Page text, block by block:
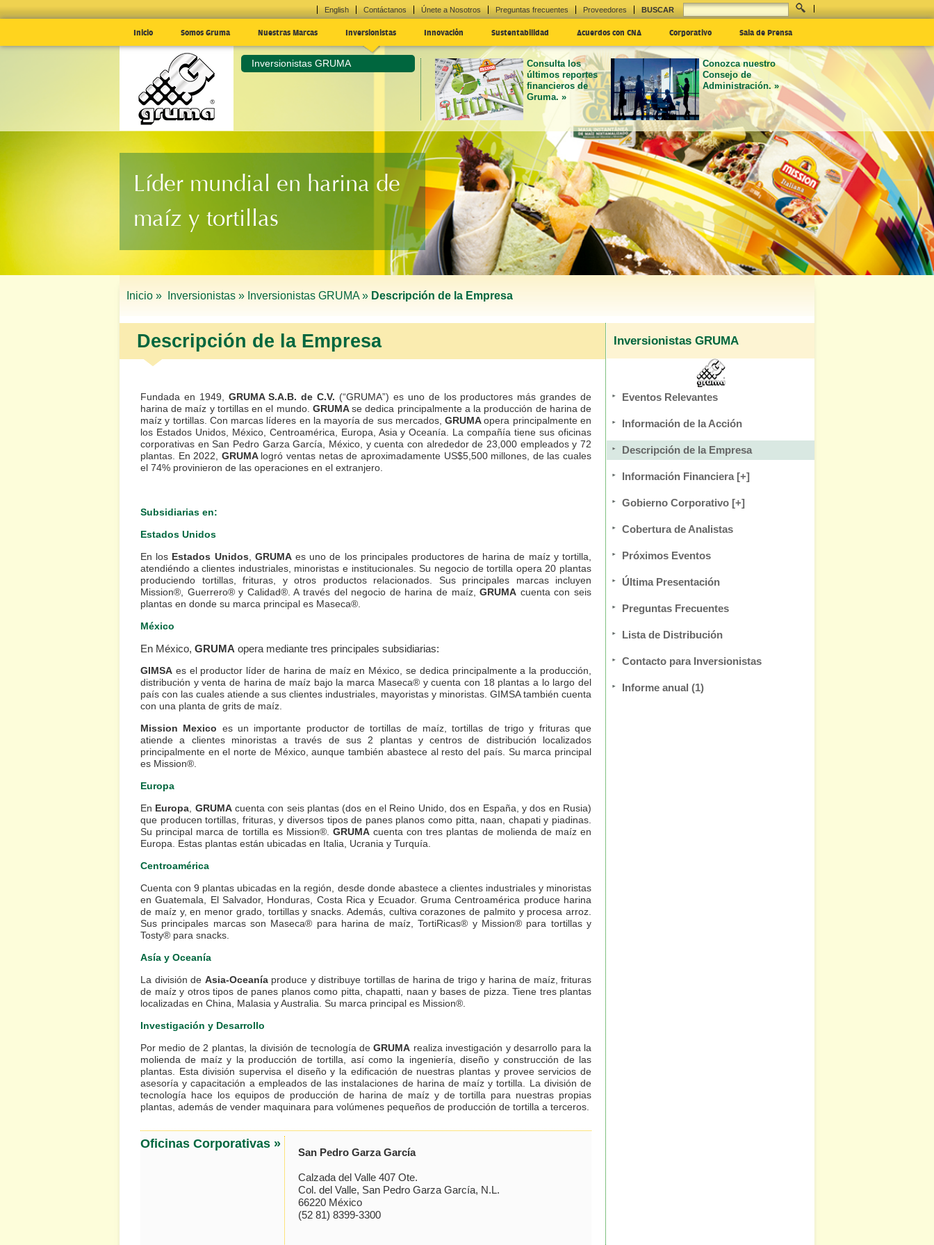
English Contáctanos Únete a Nosotros Preguntas frecuentes Proveedores BUSCAR
Inicio Somos Gruma Nuestras Marcas Inversionistas Innovación Sustentabilidad Acuerdos con CNA Corporativo Sala de Prensa
Inversionistas GRUMA
Consulta los
últimos reportes
financieros de
Gruma. »
Conozca nuestro
Consejo de
Administración. »
Líder mundial en harina de
maíz y tortillas
Inicio » Inversionistas » Inversionistas GRUMA » Descripción de la Empresa
Descripción de la Empresa
Fundada en 1949, GRUMA S.A.B. de C.V. (“GRUMA”) es uno de los productores más grandes de
harina de maíz y tortillas en el mundo. GRUMAse dedica principalmente a la producción de harina de
maíz y tortillas. Con marcas líderes en la mayoría de sus mercados,GRUMAopera principalmente en
los Estados Unidos, México, Centroamérica, Europa, Asia y Oceanía. La compañía tiene sus oficinas
corporativas en San Pedro Garza García, México, y cuenta con alrededor de 23,000 empleados y 72
plantas. En 2022, GRUMA logró ventas netas de aproximadamente US$5,500 millones, de las cuales
el 74% provinieron de las operaciones en el extranjero.
Subsidiarias en:
Estados Unidos
En los Estados Unidos GRUMAes uno de los principales productores de harina de maíz y tortilla,
atendiéndo a clientes industriales, minoristas e institucionales. Su negocio de tortilla opera 20 plantas
produciendo tortillas, frituras, y otros productos relacionados. Sus principales marcas incluyen
Mission®, Guerrero® y Calidad®. A través del negocio de harina de maíz,GRUMA cuenta con seis
plantas en donde su marca principal es Maseca®.
México
En México, GRUMA opera mediante tres principales subsidiarias:
GIMSA es el productor líder de harina de maíz en México, se dedica principalmente a la producción,
distribución y venta de harina de maíz bajo la marca Maseca® y cuenta con 18 plantas a lo largo del
país con las cuales atiende a sus clientes industriales, mayoristas y minoristas. GIMSA también cuenta
con una planta de grits de maíz.
Mission Mexico es un importante productor de tortillas de maíz, tortillas de trigo y frituras que
atiende a clientes minoristas a través de sus 2 plantas y centros de distribución localizados
principalmente en el norte de México, aunque también abastece al resto del país. Su marca principal
es Mission®.
Europa
En Europa GRUMAcuenta con seis plantas (dos en el Reino Unido, dos en España, y dos en Rusia)
que producen tortillas, frituras, y diversos tipos de panes planos como pitta, naan, chapati y piadinas.
Su principal marca de tortilla es Mission®. GRUMAcuenta con tres plantas de molienda de maíz en
Europa. Estas plantas están ubicadas en Italia, Ucrania y Turquía.
Centroamérica
Cuenta con 9 plantas ubicadas en la región, desde donde abastece a clientes industriales y minoristas
en Guatemala, El Salvador, Honduras, Costa Rica y Ecuador. Gruma Centroamérica produce harina
de maíz y, en menor grado, tortillas y snacks . Además, cultiva corazones de palmito y procesa arroz.
Sus principales marcas son Maseca® para harina de maíz, TortiRicas® y Mission® para tortillas y
Tosty® para snacks
Asía y Oceanía
La división de Asia-Oceaníaproduce y distribuye tortillas de harina de trigo y harina de maíz, frituras
de maíz y otros tipos de panes planos como pitta, chapatti, naan y bases de pizza. Tiene tres plantas
localizadas en China, Malasia y Australia. Su marca principal es Mission®.
Investigación y Desarrollo
Por medio de 2 plantas, la división de tecnología deGRUMA realiza investigación y desarrollo para la
molienda de maíz y la producción de tortilla, así como la ingeniería, diseño y construcción de las
plantas. Esta división supervisa el diseño y la edificación de nuestras plantas y provee servicios de
asesoría y capacitación a empleados de las instalaciones de harina de maíz y tortilla. La división de
tecnología hace los equipos de producción de harina de maíz y de tortilla para nuestras propias
plantas, además de vender maquinara para volúmenes pequeños de producción de tortilla a terceros.
Oficinas Corporativas »
San Pedro Garza García
Calzada del Valle 407 Ote.
Col. del Valle, San Pedro Garza García, N.L.
66220 México
(52 81) 8399-3300
Inversionistas GRUMA
Eventos Relevantes
Información de la Acción
Descripción de la Empresa
Información Financiera [+]
Gobierno Corporativo [+]
Cobertura de Analistas
Próximos Eventos
Última Presentación
Preguntas Frecuentes
Lista de Distribución
Contacto para Inversionistas
Informe anual (1)